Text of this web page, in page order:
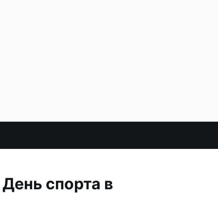
спорта в